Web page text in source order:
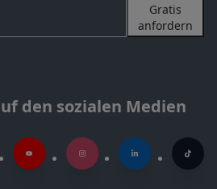
Gratis
anfordern
den sozialen Medien